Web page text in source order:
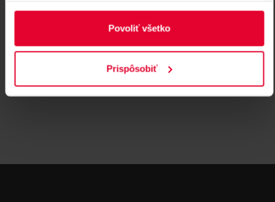
Povoliť všetko
Prispôsobiť